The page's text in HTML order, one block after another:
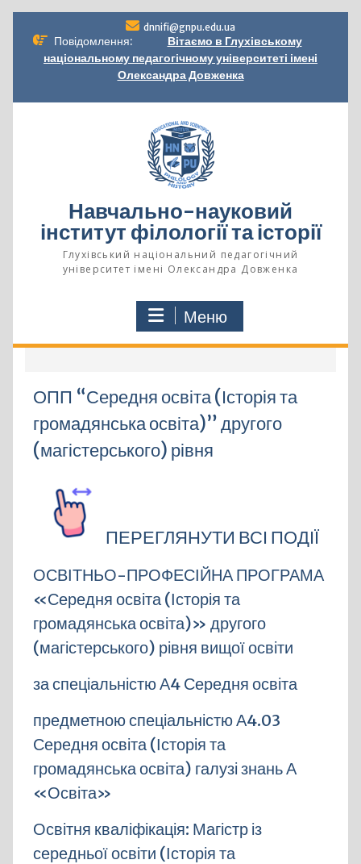
до
вмісту
dnnifi@gnpu.edu.ua
Повідомлення:
Вітаємо в Глухівському
національному педагогічному університеті імені
Олександра Довженка
Навчально-науковий
інститут філології та історії
Глухівський національний педагогічний
університет імені Олександра Довженка
Меню
ОПП “Середня освіта (Історія та
громадянська освіта)” другого
(магістерського) рівня
ПЕРЕГЛЯНУТИ ВСІ ПОДІЇ
ОСВІТНЬО-ПРОФЕСІЙНА ПРОГРАМА
«Середня освіта (Історія та
громадянська освіта)» другого
(магістерського) рівня вищої освіти
за спеціальністю А4 Середня освіта
предметною спеціальністю А4.03
Середня освіта (Історія та
громадянська освіта) галузі знань А
«Освіта»
Освітня кваліфікація: Магістр із
середньої освіти (Історія та